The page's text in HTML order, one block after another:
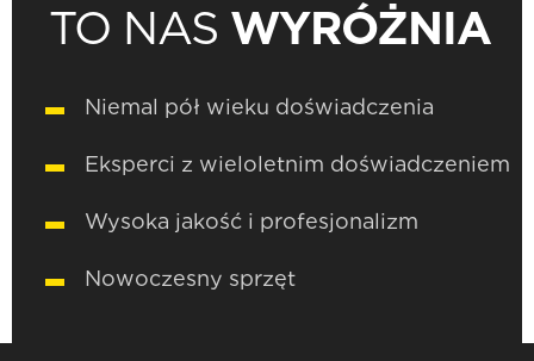
TO NAS WYRÓŻNIA
Niemal pół wieku doświadczenia
Eksperci z wieloletnim doświadczeniem
Wysoka jakość i profesjonalizm
Nowoczesny sprzęt